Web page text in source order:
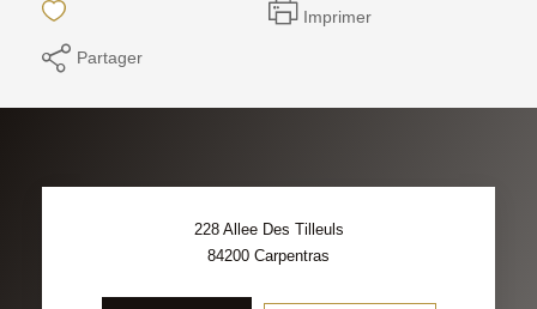
Imprimer
Partager
228 Allee Des Tilleuls
84200 Carpentras